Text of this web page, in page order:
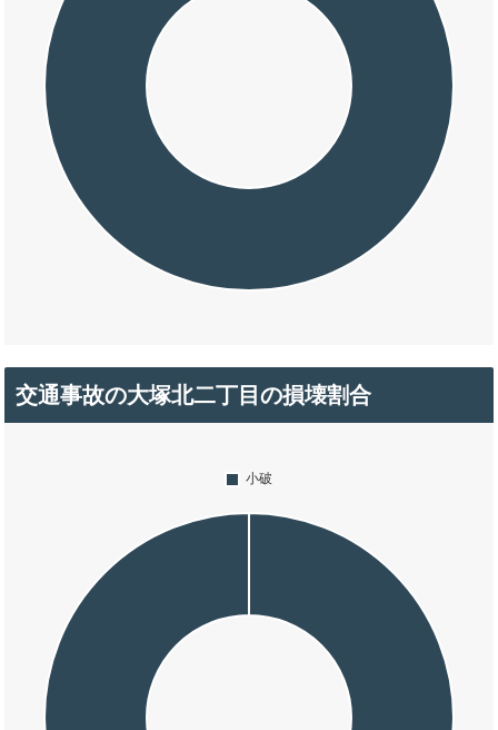
交通事故の大塚北二丁目の損壊割合